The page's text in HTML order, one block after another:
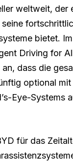
weltweit, der
bietet.
Driving for
an, dass die
optional
Eye-Systems
für das